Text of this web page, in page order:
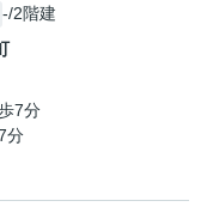
-/2階建
7分
分